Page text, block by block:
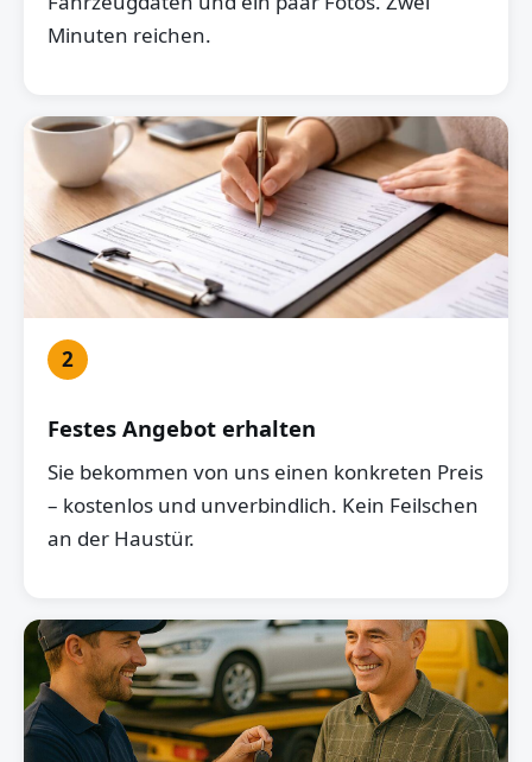
Minuten reichen.
2
Festes Angebot erhalten
Sie bekommen von uns einen konkreten Preis
– kostenlos und unverbindlich. Kein Feilschen
an der Haustür.